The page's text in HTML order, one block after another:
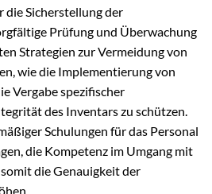
die Sicherstellung der
Prüfung und Überwachung
Strategien zur Vermeidung von
wie die Implementierung von
Vergabe spezifischer
des Inventars zu schützen.
Schulungen für das Personal
die Kompetenz im Umgang mit
die Genauigkeit der